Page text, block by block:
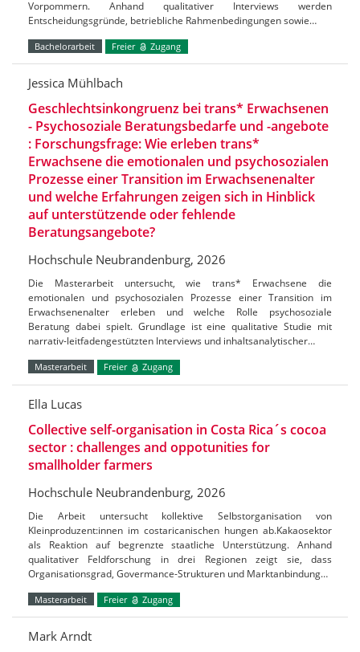
Vorpommern. Anhand qualitativer Interviews werden
Entscheidungsgründe, betriebliche Rahmenbedingungen sowie…
Bachelorarbeit Freier Zugang
Jessica Mühlbach
Geschlechtsinkongruenz bei trans* Erwachsenen
- Psychosoziale Beratungsbedarfe und -angebote
: Forschungsfrage: Wie erleben trans*
Erwachsene die emotionalen und psychosozialen
Prozesse einer Transition im Erwachsenenalter
und welche Erfahrungen zeigen sich in Hinblick
auf unterstützende oder fehlende
Beratungsangebote?
Hochschule Neubrandenburg, 2026
Die Masterarbeit untersucht, wie trans* Erwachsene die
emotionalen und psychosozialen Prozesse einer Transition im
Erwachsenenalter erleben und welche Rolle psychosoziale
Beratung dabei spielt. Grundlage ist eine qualitative Studie mit
narrativ-leitfadengestützten Interviews und inhaltsanalytischer…
Masterarbeit Freier Zugang
Ella Lucas
Collective self-organisation in Costa Rica´s cocoa
sector : challenges and oppotunities for
smallholder farmers
Hochschule Neubrandenburg, 2026
Die Arbeit untersucht kollektive Selbstorganisation von
Kleinproduzent:innen im costaricanischen hungen ab.Kakaosektor
als Reaktion auf begrenzte staatliche Unterstützung. Anhand
qualitativer Feldforschung in drei Regionen zeigt sie, dass
Organisationsgrad, Govermance-Strukturen und Marktanbindung…
Masterarbeit Freier Zugang
Mark Arndt